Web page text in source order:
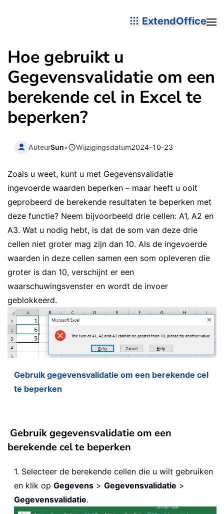
ExtendOffice
Hoe gebruikt u
Gegevensvalidatie om een
berekende cel in Excel te
beperken?
AuteurSun• Wijzigingsdatum2024-10-23
Zoals u weet, kunt u met Gegevensvalidatie
ingevoerde waarden beperken – maar heeft u ooit
geprobeerd de berekende resultaten te beperken met
deze functie? Neem bijvoorbeeld drie cellen: A1, A2 en
A3. Wat u nodig hebt, is dat de som van deze drie
cellen niet groter mag zijn dan 10. Als de ingevoerde
waarden in deze cellen samen een som opleveren die
groter is dan 10, verschijnt er een
waarschuwingsvenster en wordt de invoer
geblokkeerd.
Gebruik gegevensvalidatie om een berekende cel
te beperken
Gebruik gegevensvalidatie om een
berekende cel te beperken
1. Selecteer de berekende cellen die u wilt gebruiken
en klik op Gegevens > Gegevensvalidatie >
Gegevensvalidatie.